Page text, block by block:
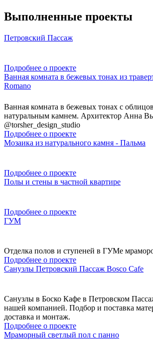
Выполненные проекты
Петровский Пассаж
Подробнее о проекте
Ванная комната в бежевых тонах из
Romano
Ванная комната в бежевых тонах с
натуральным камнем. Архитектор Анна
@torsher_design_studio
Подробнее о проекте
Мозаика из натурального камня - Пальма
Подробнее о проекте
Полы и стены в частной квартире
Подробнее о проекте
ГУМ
Отделка полов и ступеней в ГУМе
Подробнее о проекте
Санузлы Петровский Пассаж Bosco Cafe
Санузлы в Боско Кафе в Петровском
нашей компанией. Подбор и поставка
доставка и монтаж.
Подробнее о проекте
Мраморный светлый пол с панно